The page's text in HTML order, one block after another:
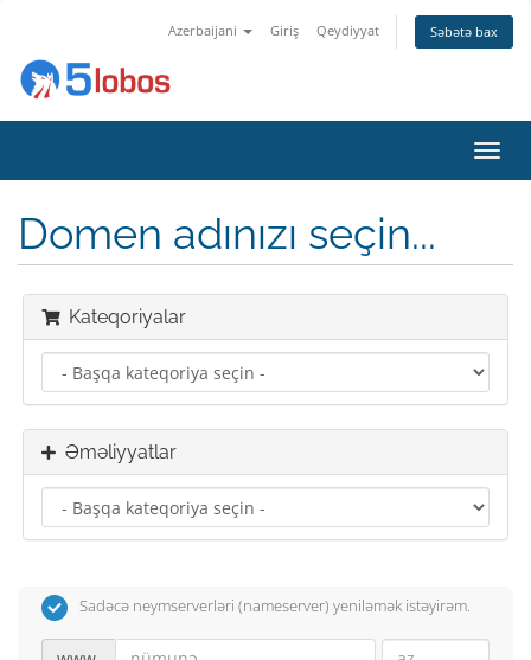
Azerbaijani Giriş Qeydiyyat Səbətə bax
keçid
Domen adınızı seçin...
Kateqoriyalar
Əməliyyatlar
Sadəcə neymserverləri (nameserver) yeniləmək istəyirəm.